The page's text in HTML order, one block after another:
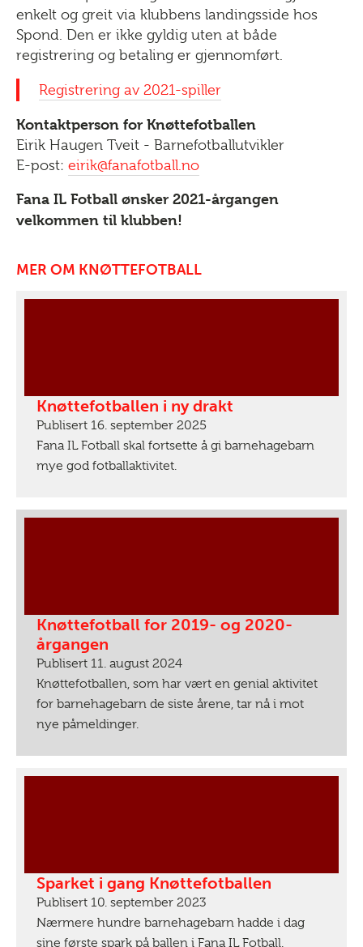
enkelt og greit via klubbens landingsside hos
Spond. Den er ikke gyldig uten at både
registrering og betaling er gjennomført.
Registrering av 2021-spiller
Kontaktperson for Knøttefotballen
Eirik Haugen Tveit - Barnefotballutvikler
E-post: eirik@fanafotball.no
Fana IL Fotball ønsker 2021-årgangen
velkommen til klubben!
MER OM KNØTTEFOTBALL
Knøttefotballen i ny drakt
Publisert 16. september 2025
Fana IL Fotball skal fortsette å gi barnehagebarn
mye god fotballaktivitet.
Knøttefotball for 2019- og 2020-
årgangen
Publisert 11. august 2024
Knøttefotballen, som har vært en genial aktivitet
for barnehagebarn de siste årene, tar nå i mot
nye påmeldinger.
Sparket i gang Knøttefotballen
Publisert 10. september 2023
Nærmere hundre barnehagebarn hadde i dag
sine første spark på ballen i Fana IL Fotball.